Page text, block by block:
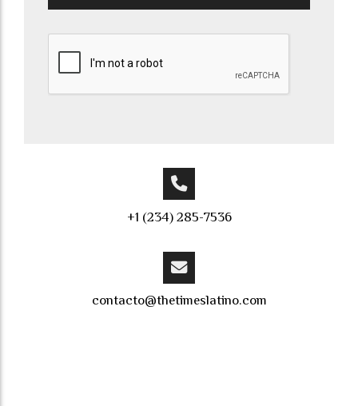
+1 (234) 285-7536
contacto@thetimeslatino.com